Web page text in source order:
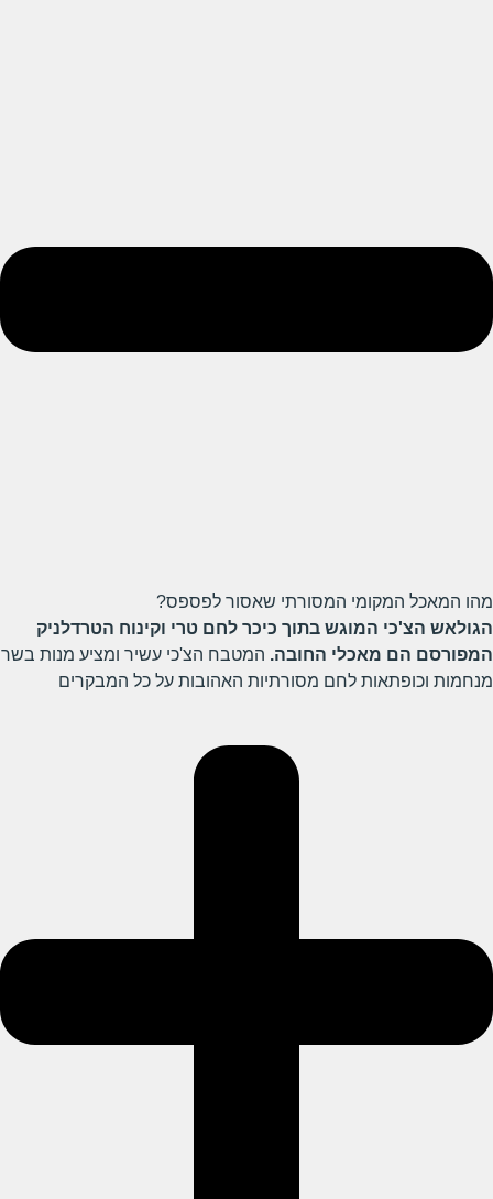
מהו המאכל המקומי המסורתי שאסור לפספס?
הגולאש הצ'כי המוגש בתוך כיכר לחם טרי וקינוח הטרדלניק
המפורסם הם מאכלי החובה. המטבח הצ'כי עשיר ומציע מנות בשר
מנחמות וכופתאות לחם מסורתיות האהובות על כל המבקרים